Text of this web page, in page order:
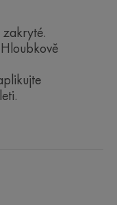
zakryté.